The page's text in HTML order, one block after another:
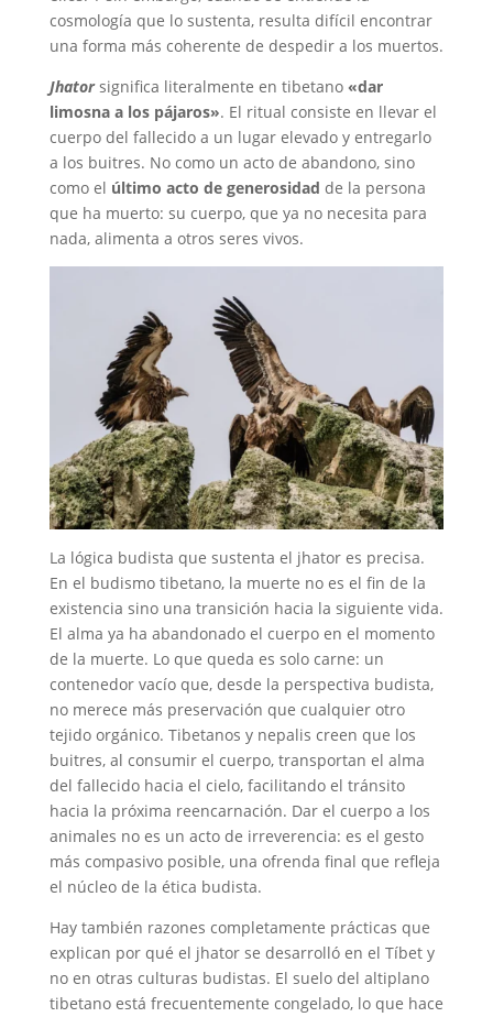
cosmología que lo sustenta, resulta difícil encontrar
una forma más coherente de despedir a los muertos.
Jhator significa literalmente en tibetano «dar
limosna a los pájaros». El ritual consiste en llevar el
cuerpo del fallecido a un lugar elevado y entregarlo
a los buitres. No como un acto de abandono, sino
como el último acto de generosidad de la persona
que ha muerto: su cuerpo, que ya no necesita para
nada, alimenta a otros seres vivos.
La lógica budista que sustenta el jhator es precisa.
En el budismo tibetano, la muerte no es el fin de la
existencia sino una transición hacia la siguiente vida.
El alma ya ha abandonado el cuerpo en el momento
de la muerte. Lo que queda es solo carne: un
contenedor vacío que, desde la perspectiva budista,
no merece más preservación que cualquier otro
tejido orgánico. Tibetanos y nepalis creen que los
buitres, al consumir el cuerpo, transportan el alma
del fallecido hacia el cielo, facilitando el tránsito
hacia la próxima reencarnación. Dar el cuerpo a los
animales no es un acto de irreverencia: es el gesto
más compasivo posible, una ofrenda final que refleja
el núcleo de la ética budista.
Hay también razones completamente prácticas que
explican por qué el jhator se desarrolló en el Tíbet y
no en otras culturas budistas. El suelo del altiplano
tibetano está frecuentemente congelado, lo que hace